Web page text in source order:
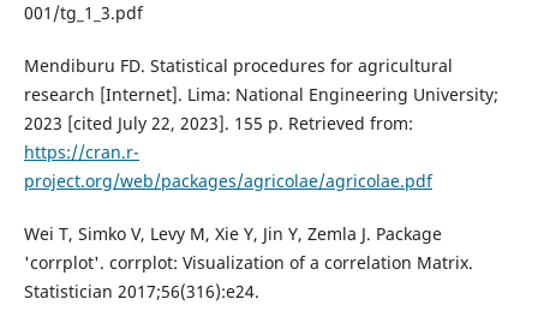
001/tg_1_3.pdf
Mendiburu FD. Statistical procedures for agricultural
research [Internet]. Lima: National Engineering University;
2023 [cited July 22, 2023]. 155 p. Retrieved from:
https://cran.r-
project.org/web/packages/agricolae/agricolae.pdf
Wei T, Simko V, Levy M, Xie Y, Jin Y, Zemla J. Package
'corrplot'. corrplot: Visualization of a correlation Matrix.
Statistician 2017;56(316):e24.